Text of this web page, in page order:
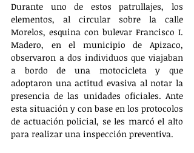
Durante uno de estos patrullajes, los
elementos, al circular sobre la calle
Morelos, esquina con bulevar Francisco I.
Madero, en el municipio de Apizaco,
observaron a dos individuos que viajaban
a bordo de una motocicleta y que
adoptaron una actitud evasiva al notar la
presencia de las unidades oficiales. Ante
esta situación y con base en los protocolos
de actuación policial, se les marcó el alto
para realizar una inspección preventiva.